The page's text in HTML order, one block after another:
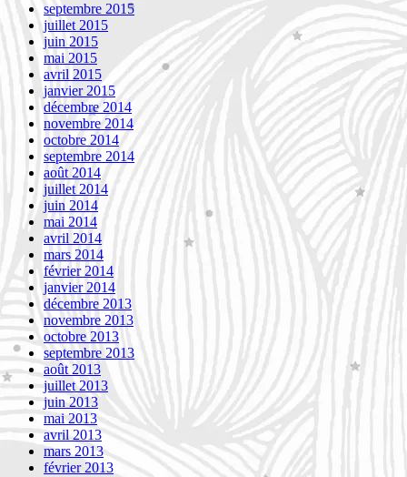
septembre 2015
juillet 2015
juin 2015
mai 2015
avril 2015
janvier 2015
décembre 2014
novembre 2014
octobre 2014
septembre 2014
août 2014
juillet 2014
juin 2014
mai 2014
avril 2014
mars 2014
février 2014
janvier 2014
décembre 2013
novembre 2013
octobre 2013
septembre 2013
août 2013
juillet 2013
juin 2013
mai 2013
avril 2013
mars 2013
février 2013